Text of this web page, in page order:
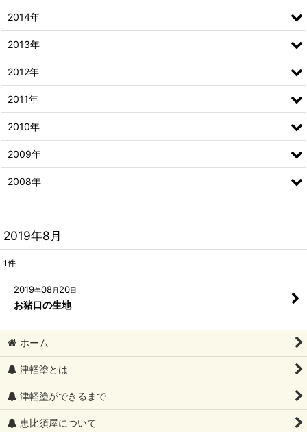
2019年8月
1件
2019年08月 20日
お猪口の生地
2014年
2013年
2012年
2011年
2010年
2009年
2008年
ホーム
津軽塗とは
津軽塗ができるまで
恵比須屋について